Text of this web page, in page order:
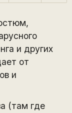
и других
от
и
(там где